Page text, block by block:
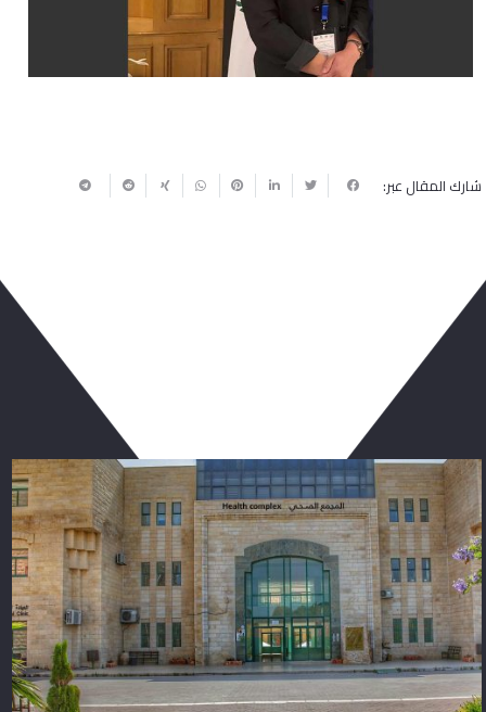
شارك المقال عبر: